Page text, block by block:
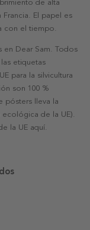
de alta
El papel es
con el tiempo.
en Dear Sam. Todos
etiquetas
para la silvicultura
son 100 %
pósters lleva la
ecológica de la UE).
la UE aquí.